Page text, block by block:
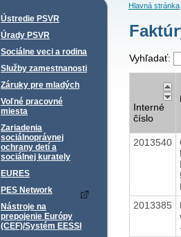
Ústredie PSVR
Úrady PSVR
Sociálne veci a rodina
Služby zamestnanosti
Záruky pre mladých
Voľné pracovné
miesta
Zariadenia
sociálnoprávnej
ochrany detí a
sociálnej kurately
EURES
PES Network
Nástroje na
prepojenie Európy
(CEF)/Systém EESSI
Hlavná stránka
Vyhľadať:
Interné
číslo
2013540
2013385